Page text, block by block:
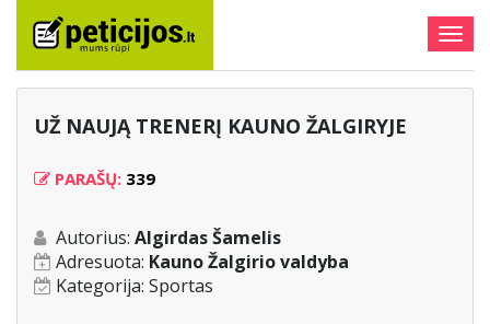
UŽ NAUJĄ TRENERĮ KAUNO ŽALGIRYJE
PARAŠŲ: 339
Autorius: Algirdas Šamelis
Adresuota: Kauno Žalgirio valdyba
Kategorija: Sportas